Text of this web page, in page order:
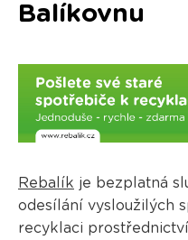
Balíkovnu
Rebalík je bezplatná
odesílání vysloužilých
recyklaci